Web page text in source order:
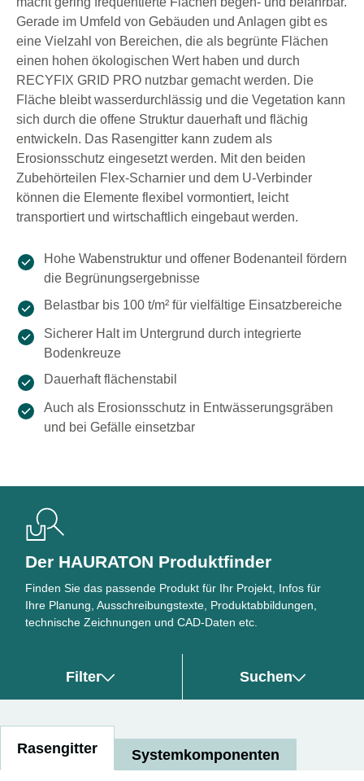
Gerade im Umfeld von Gebäuden und Anlagen gibt es
eine Vielzahl von Bereichen, die als begrünte Flächen
einen hohen ökologischen Wert haben und durch
RECYFIX GRID PRO nutzbar gemacht werden. Die
Fläche bleibt wasserdurchlässig und die Vegetation kann
sich durch die offene Struktur dauerhaft und flächig
entwickeln. Das Rasengitter kann zudem als
Erosionsschutz eingesetzt werden. Mit den beiden
Zubehörteilen Flex-Scharnier und dem U-Verbinder
können die Elemente flexibel vormontiert, leicht
transportiert und wirtschaftlich eingebaut werden.
Hohe Wabenstruktur und offener Bodenanteil fördern
die Begrünungsergebnisse
Belastbar bis 100 t/m² für vielfältige Einsatzbereiche
Sicherer Halt im Untergrund durch integrierte
Bodenkreuze
Dauerhaft flächenstabil
Auch als Erosionsschutz in Entwässerungsgräben
und bei Gefälle einsetzbar
Der HAURATON Produktfinder
Finden Sie das passende Produkt für Ihr Projekt, Infos für
Ihre Planung, Ausschreibungstexte, Produktabbildungen,
technische Zeichnungen und CAD-Daten etc.
Filter Suchen
Rasengitter Systemkomponenten